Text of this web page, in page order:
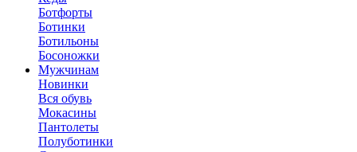
Ботфорты
Ботинки
Ботильоны
Босоножки
Мужчинам
Новинки
Вся обувь
Мокасины
Пантолеты
Полуботинки